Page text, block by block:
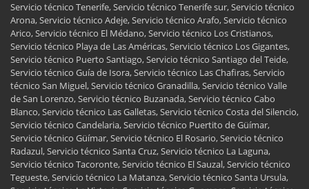
Servicio técnico Tenerife, Servicio técnico Tenerife sur, Servicio técnico
Arona, Servicio técnico Adeje, Servicio técnico Arafo, Servicio técnico
Arico, Servicio técnico El Médano, Servicio técnico Los Cristianos,
Servicio técnico Playa de Las Américas, Servicio técnico Los Gigantes,
Servicio técnico Puerto Santiago, Servicio técnico Santiago del Teide,
Servicio técnico Guía de Isora, Servicio técnico Las Chafiras, Servicio
técnico San Miguel, Servicio técnico Granadilla, Servicio técnico Valle
de San Lorenzo, Servicio técnico Buzanada, Servicio técnico Cabo
Blanco, Servicio técnico Las Galletas, Servicio técnico Costa del Silencio,
Servicio técnico Candelaria, Servicio técnico Puertito de Güímar,
Servicio técnico Güímar, Servicio técnico El Rosario, Servicio técnico
Radazul, Servicio técnico Santa Cruz, Servicio técnico La Laguna,
Servicio técnico Tacoronte, Servicio técnico El Sauzal, Servicio técnico
Tegueste, Servicio técnico La Matanza, Servicio técnico Santa Ursula,